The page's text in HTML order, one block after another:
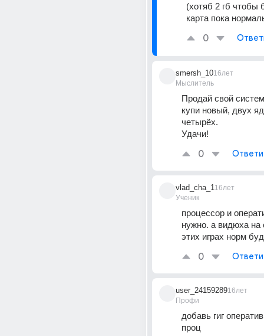
(хотяб 2 гб чтобы
карта пока
0
smersh_10
Мыслитель
16лет
Продай свой
купи новый, двух
четырёх.
Удачи!
0
vlad_cha_1
Ученик
16лет
процессор и
нужно. а видюха на
этих играх норм
0
user_24159289
Профи
16лет
добавь гиг
проц